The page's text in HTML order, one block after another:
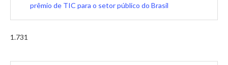
prêmio de TIC para o setor público do Brasil
1.731